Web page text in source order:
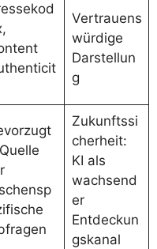
Vertrauens
würdige
Darstellun
g
Zukunftssi
cherheit:
KI als
wachsend
er
Entdeckun
gskanal